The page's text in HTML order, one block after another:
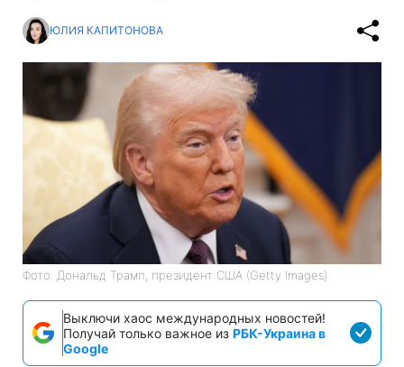
ЮЛИЯ КАПИТОНОВА
Фото: Дональд Трамп, президент США (Getty Images)
Выключи хаос международных новостей!
Получай только важное из РБК-Украина в
Google